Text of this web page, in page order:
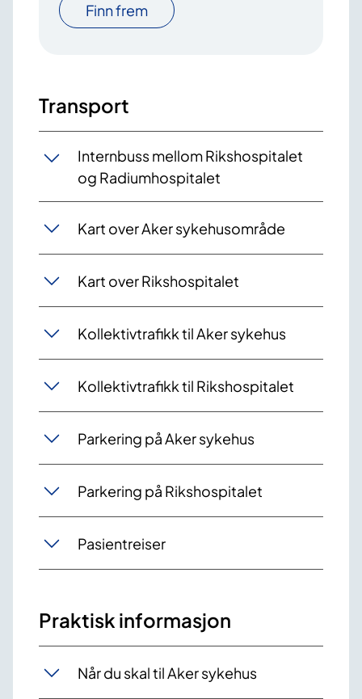
Finn frem
Transport
Internbuss mellom Rikshospitalet
og Radiumhospitalet
Kart over Aker sykehusområde
Kart over Rikshospitalet
Kollektivtrafikk til Aker sykehus
Kollektivtrafikk til Rikshospitalet
Parkering på Aker sykehus
Parkering på Rikshospitalet
Pasientreiser
Praktisk informasjon
Når du skal til Aker sykehus